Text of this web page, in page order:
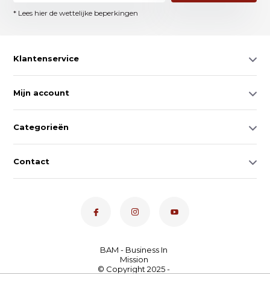
* Lees hier de wettelijke beperkingen
Klantenservice
Mijn account
Categorieën
Contact